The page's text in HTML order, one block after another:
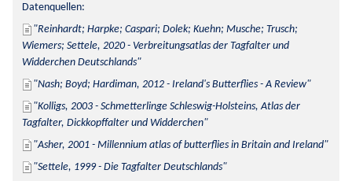
Datenquellen:
Reinhardt; Harpke; Caspari; Dolek; Kuehn; Musche; Trusch;
Wiemers; Settele, 2020 - Verbreitungsatlas der Tagfalter und
Widderchen Deutschlands
Nash; Boyd; Hardiman, 2012 - Ireland's Butterflies - A Review
Kolligs, 2003 - Schmetterlinge Schleswig-Holsteins, Atlas der
Tagfalter, Dickkopffalter und Widderchen
Asher, 2001 - Millennium atlas of butterflies in Britain and Ireland
Settele, 1999 - Die Tagfalter Deutschlands